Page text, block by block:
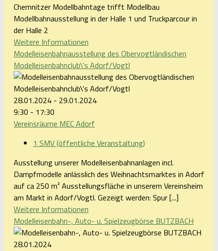
Chemnitzer Modellbahntage trifft Modellbau
Modellbahnausstellung in der Halle 1 und Truckparcour in
der Halle 2
Weitere Informationen
Modelleisenbahnausstellung des Obervogtländischen
Modelleisenbahnclub\'s Adorf/Vogtl
28.01.2024 - 29.01.2024
9:30 - 17:30
Vereinsräume MEC Adorf
1 SMV (öffentliche Veranstaltung)
Ausstellung unserer Modelleisenbahnanlagen incl.
Dampfmodelle anlässlich des Weihnachtsmarktes in Adorf
auf ca 250 m² Ausstellungsfläche in unserem Vereinsheim
am Markt in Adorf/Vogtl. Gezeigt werden: Spur [...]
Weitere Informationen
Modelleisenbahn-, Auto- u. Spielzeugbörse BUTZBACH
28.01.2024